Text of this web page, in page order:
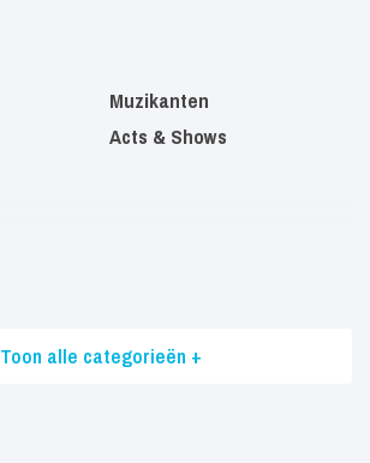
Muzikanten
Acts & Shows
Toon alle categorieën +